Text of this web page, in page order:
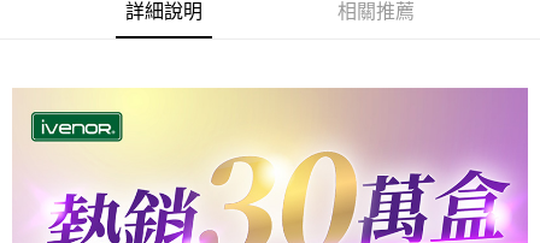
【「AFTEE先享後付」結帳流程】
１．於結帳方式選擇「AFTEE先享後付」後，將跳轉至「AFTEE先享後付」
ATM／網路銀行／等多元方式進行付款，方視為交易完成。
※ 請注意：結帳手續完成當下不需立刻繳費，但若您需要取消訂單，請聯絡
購買商品的店家。未經商家同意取消之訂單仍視為有效，需透過AFTEE先享
後付繳納相關費用。
※ 交易是否成功請以「AFTEE先享後付 」之結帳頁面顯示為準，若有關於
是否繳費成功／繳費後需取消欲退款等相關疑問，請聯繫「AFTEE先享後付
每筆NT$100，滿NT$1,500(含以上)免運費
每筆NT$100，滿NT$1,500(含以上)免運費
萊爾富取貨付款
每筆NT$100，滿NT$1,500(含以上)免運費
付款後萊爾富取貨
詳細說明 相關推薦